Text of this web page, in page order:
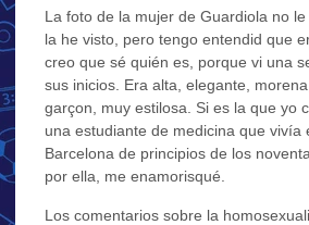
La foto de la mujer de Guardiola no
la he visto, pero tengo entendid que
creo que sé quién es, porque vi una
sus inicios. Era alta, elegante,
garçon, muy estilosa. Si es la que yo
una estudiante de medicina que vivía
Barcelona de principios de los
por ella, me enamorisqué.
Los comentarios sobre la